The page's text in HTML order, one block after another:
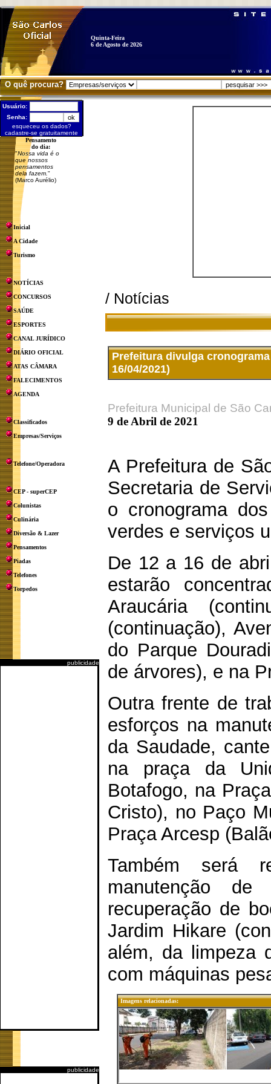
Quinta-Feira
6 de Agosto de 2026
O quê procura?
Usuário:
Senha:
esqueceu os dados?
cadastre-se gratuitamente
Pensamento
do dia:
"Nossa vida é o
que nossos
pensamentos
dela fazem. "
(Marco Aurélio)
Inicial
A Cidade
Turismo
NOTÍCIAS
CONCURSOS
SAÚDE
ESPORTES
CANAL JURÍDICO
DIÁRIO OFICIAL
ATAS CÂMARA
FALECIMENTOS
AGENDA
Classificados
Empresas/Serviços
Telefone/Operadora
CEP - superCEP
Colunistas
Culinária
Diversão & Lazer
Pensamentos
Piadas
Telefones
Torpedos
publicidade
publicidade
/ Notícias
Prefeitura divulga
16/04/2021)
Prefeitura Municipal de São
9 de Abril de 2021
A Prefeitura de
Secretaria de
o cronograma
verdes e serviços
De 12 a 16 de
estarão
Araucária
(continuação),
do Parque
de árvores), e na
Outra frente de
esforços na
da Saudade,
na praça da
Botafogo, na
Cristo), no Paço
Praça Arcesp
Também será
manutenção
recuperação de
Jardim Hikare
além, da limpeza
com máquinas
Imagens relacionadas: